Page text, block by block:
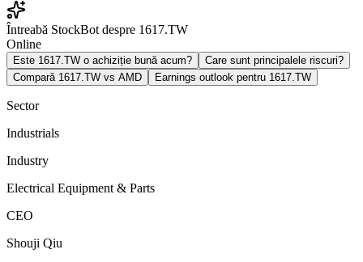
Întreabă StockBot despre 1617.TW
Online
Este 1617.TW o achiziție bună acum?
Care sunt principalele riscuri?
Compară 1617.TW vs AMD
Earnings outlook pentru 1617.TW
Sector
Industrials
Industry
Electrical Equipment & Parts
CEO
Shouji Qiu